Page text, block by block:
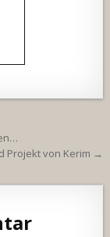
Projekt von Kerim →